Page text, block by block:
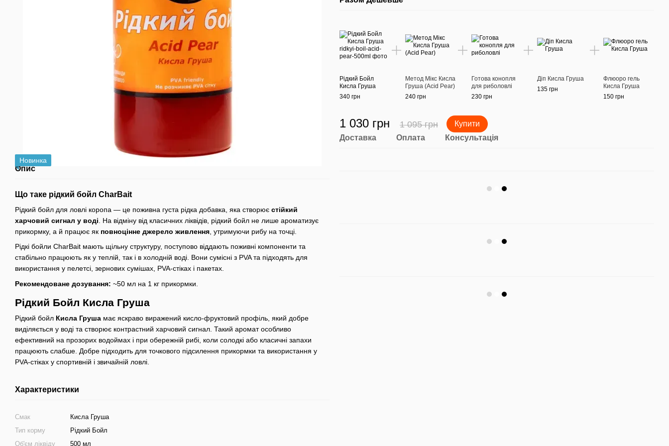
Новинка
Опис
Що таке рідкий бойл CharBait
Рідкий бойл для ловлі коропа — це поживна густа рідка добавка, яка створює стійкий
харчовий сигнал у воді . На відміну від класичних ліквідів, рідкий бойл не лише ароматизує
прикормку, а й працює як повноцінне джерело живлення , утримуючи рибу на точці.
Рідкі бойли CharBait мають щільну структуру, поступово віддають поживні компоненти та
стабільно працюють як у теплій, так і в холодній воді. Вони сумісні з PVA та підходять для
використання у пелетсі, зернових сумішах, PVA-стіках і пакетах.
Рекомендоване дозування: ~50 мл на 1 кг прикормки.
Рідкий Бойл Кисла Груша
Рідкий бойл Кисла Груша має яскраво виражений кисло-фруктовий профіль, який добре
виділяється у воді та створює контрастний харчовий сигнал. Такий аромат особливо
ефективний на прозорих водоймах і при обережній рибі, коли солодкі або класичні запахи
працюють слабше. Добре підходить для точкового підсилення прикормки та використання у
PVA-стіках у спортивній і звичайній ловлі.
Характеристики
Смак
Кисла Груша
Тип корму
Рідкий Бойл
Об'єм ліквіду
500 мл
Рідкий Бойл
Кисла Груша
340 грн
Метод Мікс Кисла
Груша (Acid Pear)
240 грн
Готова конопля
для риболовлі
230 грн
Діп Кисла Груша
135 грн
Флюоро гель
Кисла Груша
150 грн
1 030 грн 1 095 грн
Купити
Доставка
Оплата Консультація